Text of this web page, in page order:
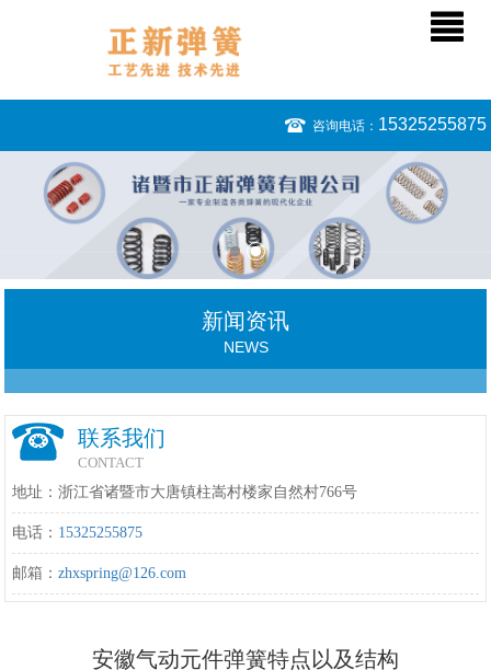
咨询电话： 15325255875
新闻资讯
NEWS
联系我们
CONTACT
地址：浙江省诸暨市大唐镇柱嵩村楼家自然村766号
电话： 15325255875
邮箱：zhxspring@126.com
安徽气动元件弹簧特点以及结构